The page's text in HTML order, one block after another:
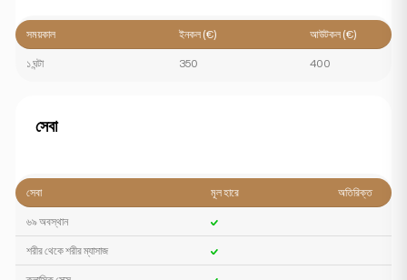
সময়কাল ইনকল (€) আউটকল (€)
১ ঘন্টা 350 400
সেবা
সেবা মূল হারে অতিরিক্ত
৬৯ অবস্থান
শরীর থেকে শরীর ম্যাসাজ